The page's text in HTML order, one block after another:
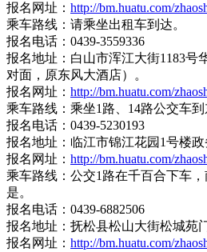
报名网址： http://bm.huatu.com/
乘车路线：请乘坐出租车到达。
报名电话：0439-3559336
报名地址：白山市浑江大街1183号
对面，原东风大酒店）。
报名网址： http://bm.huatu.com/
乘车路线：乘坐1路、14路公交车到
报名电话：0439-5230193
报名地址：临江市锦江花园1号楼政
报名网址： http://bm.huatu.com/
乘车路线：公交1路在千百合下车
是。
报名电话：0439-6882506
报名地址：抚松县松山大街松城苑
报名网址： http://bm.huatu.com/